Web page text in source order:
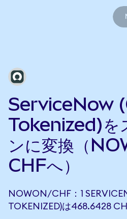
ServiceNow
Tokenized)を
ンに変換（
CHFへ）
NOWON/CHF：1
TOKENIZED)は468.6428